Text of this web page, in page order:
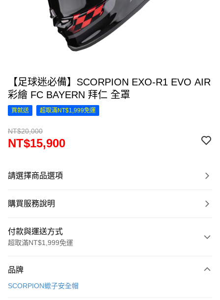
【足球迷必備】SCORPION EXO-R1 EVO AIR
彩繪 FC BAYERN 拜仁 全罩
買就送 超取滿NT$1,999免運
NT$20,000
NT$15,900
請選擇商品選項
購買服務說明
付款與運送方式
超取滿NT$1,999免運
信用卡一次付款
品牌
SCORPION蠍子安全帽